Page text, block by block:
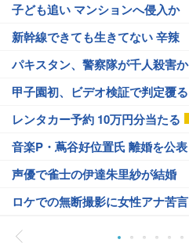
子ども追い マンションへ侵入か
新幹線できても生きてない 辛辣
パキスタン、警察隊が千人殺害か
甲子園初、ビデオ検証で判定覆る
レンタカー予約 10万円分当たる
音楽P・蔦谷好位置氏 離婚を公表
声優で雀士の伊達朱里紗が結婚
ロケでの無断撮影に女性アナ苦言